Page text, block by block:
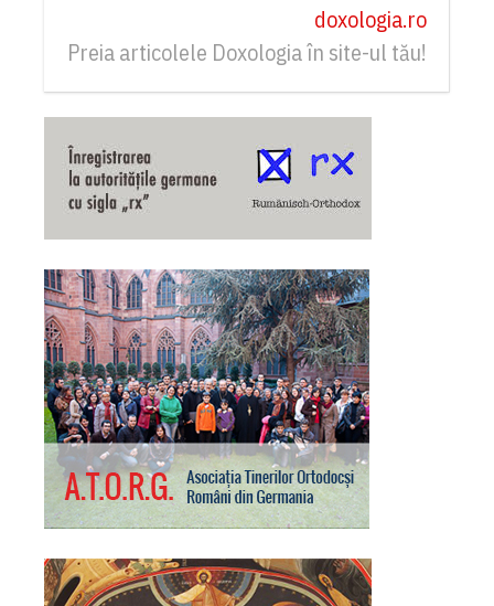
doxologia.ro
Preia articolele Doxologia în site-ul tău!